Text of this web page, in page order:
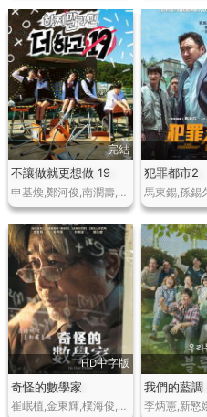
完結
不讓做就更想做 19
申基煥,鄭河俊,南潤壽,全餘琳,李正夏
犯罪都市2
HD中字版
奇怪的數學家
崔岷植,金東輝,樸海俊,樸秉恩,盧宗賢
我們的藍調